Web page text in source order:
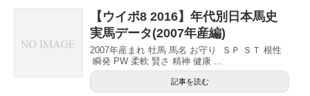
【ウイポ8 2016】年代別日本馬史
実馬データ(2007年産編)
2007年産まれ 牡馬 馬名 お守り ＳＰ ＳＴ 根性
瞬発 PW 柔軟 賢さ 精神 健康 ...
記事を読む